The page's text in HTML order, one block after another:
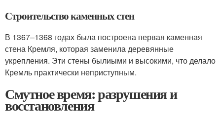
Строительство каменных стен
В 1367–1368 годах была построена первая каменная
стена Кремля, которая заменила деревянные
укрепления. Эти стены былиыми и высокими, что делало
Кремль практически неприступным.
Смутное время: разрушения и
восстановления